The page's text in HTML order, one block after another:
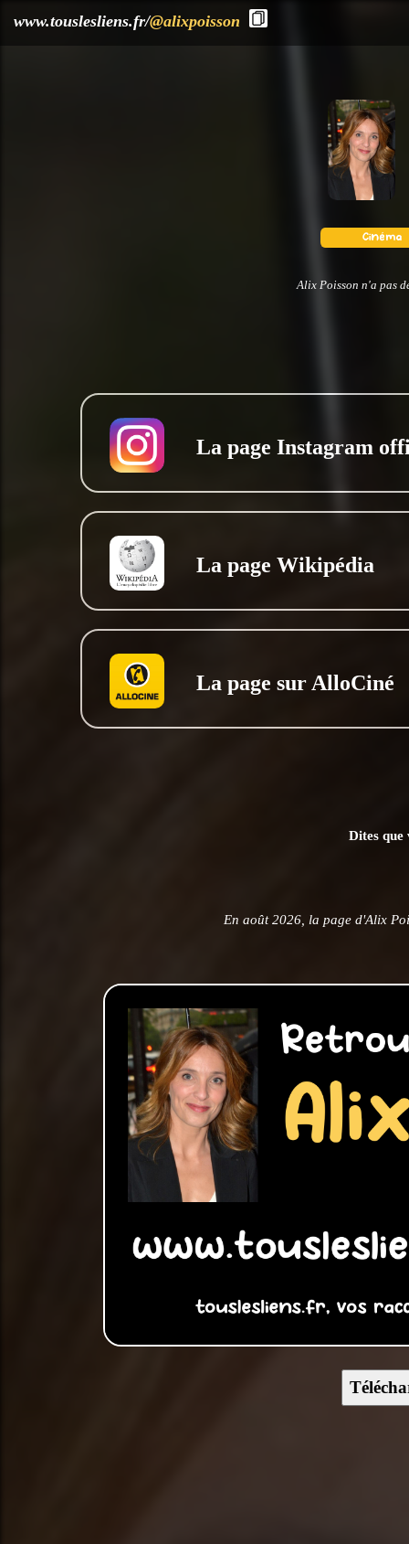
www.touslesliens.fr/@alixpoisson
Alix Poisson n'a pas
La page Instagram
La page Wikipédia
La page sur AlloCiné
Dites que
En août 2026, la page d'Alix